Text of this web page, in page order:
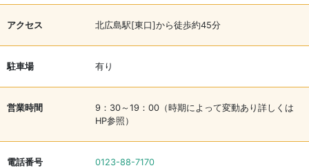
アクセス 北広島駅[東口]から徒歩約45分
駐車場 有り
営業時間
9：30～19：00（時期によって変動あり詳しくは
HP参照）
電話番号 0123-88-7170